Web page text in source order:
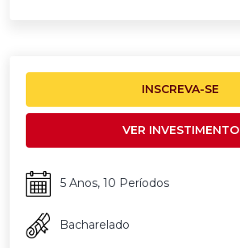
INSCREVA-SE
VER INVESTIMENTO
5 Anos, 10 Períodos
Bacharelado